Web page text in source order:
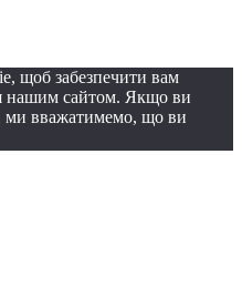
щоб забезпечити вам
нашим сайтом. Якщо ви
ми вважатимемо, що ви